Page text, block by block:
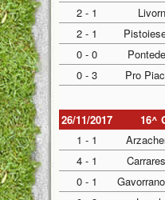
2 - 1
2 - 1
0 - 0
0 - 3
Pro
26/11/2017 16^
1 - 1
4 - 1
0 - 1